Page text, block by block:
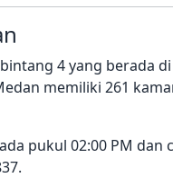
4 yang berada
memiliki 261
pukul 02:00 PM dan